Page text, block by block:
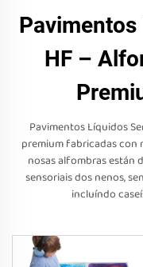
HF –
Pavimentos Líquidos
premium fabricadas con
nosas alfombras están
sensoriais dos nenos,
incluíndo